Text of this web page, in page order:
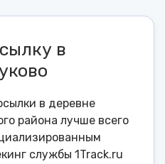
в
в деревне
района лучше всего
службы 1Track.ru